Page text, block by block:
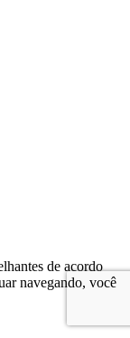
de acordo
navegando, você